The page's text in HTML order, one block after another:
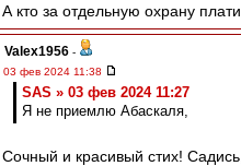
А кто за отдельную охрану
Valex1956 -
03 фев 2024 11:38
SAS » 03 фев 2024 11:27
Я не приемлю Абаскаля,
Сочный и красивый стих!